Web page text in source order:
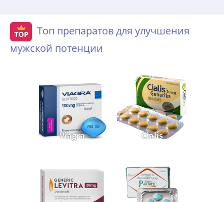
Топ препаратов для улучшения
мужской потенции
Viagra Cialis